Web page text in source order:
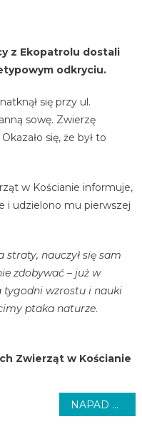
z Ekopatrolu dostali
odkryciu.
się przy ul.
sowę. Zwierzę
się, że był to
w Kościanie informuje,
i udzielono mu pierwszej
straty, nauczył się sam
zdobywać – już w
tygodni wzrostu i nauki
ptaka naturze.
Zwierząt w Kościanie
NAPAD NA KIEROWCĘ